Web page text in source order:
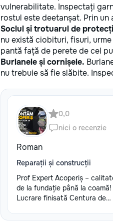
vulnerabilitate. Inspectați
rostul este deetanșat. Prin
Soclul și trotuarul de
nu există ciobituri, fisuri,
pantă față de perete de cel
Burlanele și cornișele.
nu trebuie să fie slăbite.
0,0
nici o recenzie
Roman
Reparații și construcții
Prof Expert Acoperiș –
de la fundație până la coamă!
Lucrare finisată Centura de